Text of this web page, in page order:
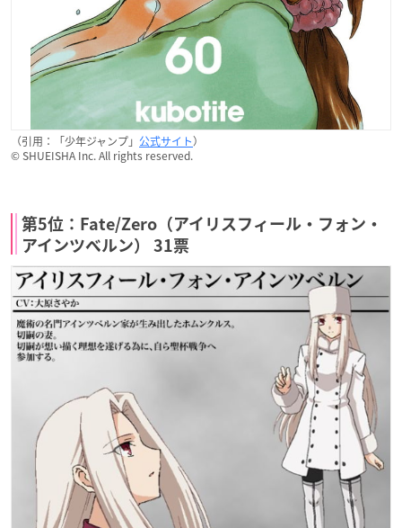
（引用：「少年ジャンプ」 公式サイト）
© SHUEISHA Inc. All rights reserved.
第5位：Fate/Zero（アイリスフィール・フォン・
アインツベルン） 31票